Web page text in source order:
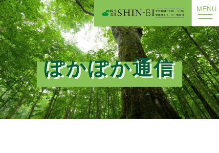
MENU
ぽかぽか通信